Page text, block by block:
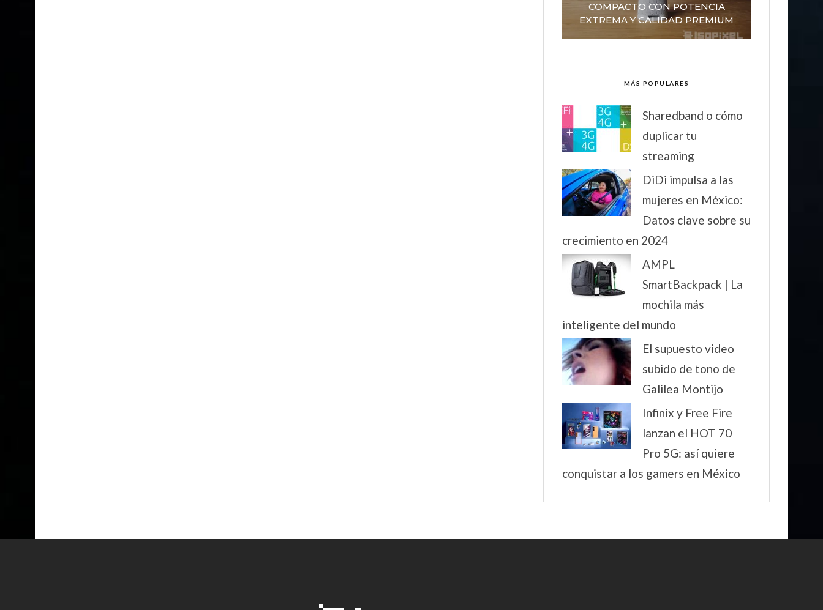
COMPACTO CON POTENCIA
EXTREMA Y CALIDAD PREMIUM
MÁS POPULARES
Sharedband o cómo
duplicar tu
streaming
DiDi impulsa a las
mujeres en México:
Datos clave sobre su
crecimiento en 2024
AMPL
SmartBackpack | La
mochila más
inteligente del mundo
El supuesto video
subido de tono de
Galilea Montijo
Infinix y Free Fire
lanzan el HOT 70
Pro 5G: así quiere
conquistar a los gamers en México